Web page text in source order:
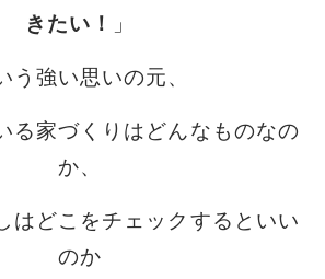
きたい！
」
う強い思いの元、
る家づくりはどんなものなの
か、
はどこをチェックするといい
のか